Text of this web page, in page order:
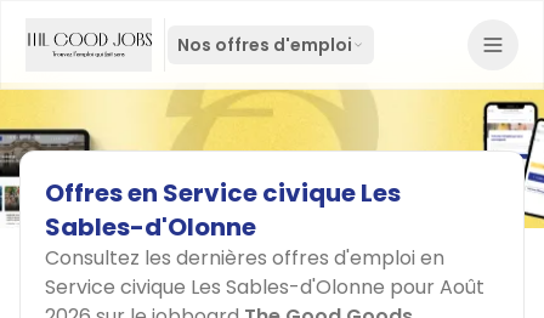
Nos offres d'emploi
Offresen ServiceciviqueLes
Sables-d'Olonne
Consultez les dernières offres d'emploi en
Service civique Les Sables-d'Olonne pour Août